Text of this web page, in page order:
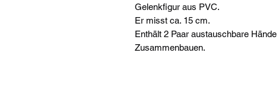
Gelenkfigur aus PVC.
Er misst ca. 15 cm.
Enthält 2 Paar austauschbare
Zusammenbauen.